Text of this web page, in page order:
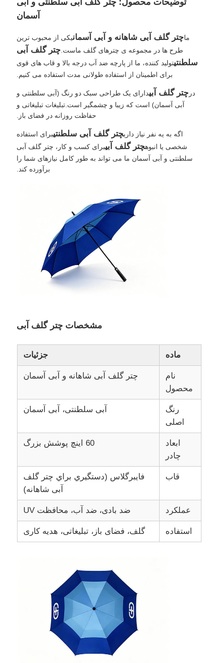
چترهای جمع و جور
چترهای تبلیغاتی
چترهای باز اتوماتیک
چترهای مقاوم در برابر اشعه UV
توضیحات محصول: چتر گلف آبی سلطنتی و آبی
آسمان
ماچتر گلف آبی شاهانه و آبی آسمانیکی از محبوب ترین
طرح ها در مجموعه ی چترهای گلف ماست.چتر گلف آبی
سلطنتیتولید کننده، ما از پارچه ضد آب درجه بالا و قاب های قوی
برای اطمینان از استفاده طولانی مدت استفاده می کنیم.
در چتر گلف آبیدارای یک طراحی سبک دو رنگ (آبی سلطنتی و
آبی آسمان) است که زیبا و چشمگیر است.تبلیغات تبلیغاتی و
حفاظت روزانه در فضای باز.
اگه به يه نفر نياز داريچتر گلف آبی سلطنتیبرای استفاده
شخصی یا انبوهچتر گلف آبیبرای کسب و کار، چتر گلف آبی
سلطنتی و آبی آسمان ما می تواند به طور کامل نیازهای شما را
برآورده کند.
مشخصات چتر گلف آبی
ماده جزئیات
نام
محصول
چتر گلف آبی شاهانه و آبی آسمان
رنگ
اصلی
آبی سلطنتی، آبی آسمان
ابعاد
چادر
60 اینچ پوشش بزرگ
قاب
فايبرگلاس (دستگيري براي چتر گلف
آبی شاهانه)
عملکرد ضد بادی، ضد آب، محافظت UV
استفاده گلف، فضای باز، تبلیغاتی، هدیه کاری